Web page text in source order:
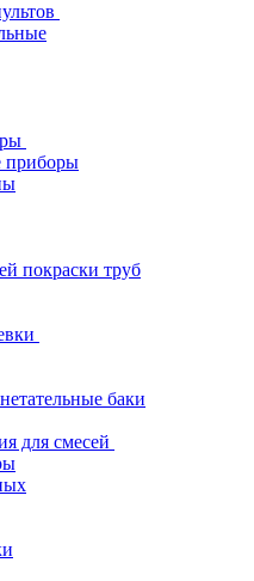
приборы
покраски труб
баки
для смесей